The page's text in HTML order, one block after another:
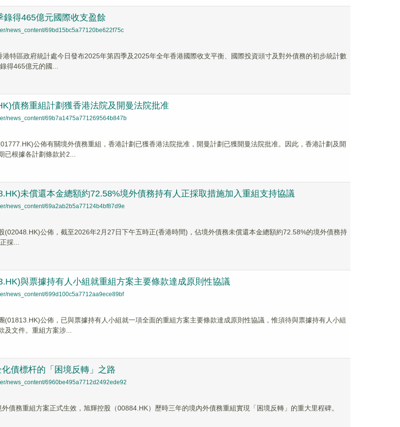
錄得465億元國際收支盈餘
news_content/69bd15bc5a77120be622f75c
港特區政府統計處今日發布2025年第四季及2025年全年香港國際收支平衡、國際投資頭寸及對外債務的初步統計數
得465億元的國...
債務重組計劃獲香港法院及開曼法院批准
news_content/69b7a1475a771269564b847b
公佈有關境外債務重組，香港計劃已獲香港法院批准，開曼計劃已獲開曼法院批准。因此，香港計劃及開
已根據各計劃條款於2...
未償還本金總額約72.58%境外債務持有人正採取措施加入重組支持協議
news_content/69a2ab2b5a77124b4bf87d9e
(02048.HK)公佈，截至2026年2月27日下午五時正(香港時間)，佔境外債務未償還本金總額約72.58%的境外債務持
採...
與票據持有人小組就重組方案主要條款達成原則性協議
news_content/699d100c5a7712aa9ece89bf
(01813.HK)公佈，已與票據持有人小組就一項全面的重組方案主要條款達成原則性協議，惟須待與票據持有人小組
及文件。重組方案涉...
債標杆的「困境反轉」之路
news_content/6960be495a7712d2492ede92
債務重組方案正式生效，旭輝控股（00884.HK）歷時三年的境內外債務重組實現「困境反轉」的重大里程碑。